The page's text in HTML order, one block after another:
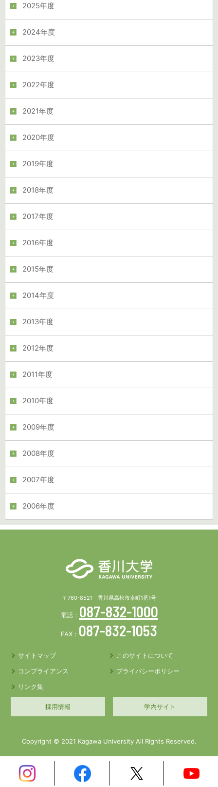
2025年度
2024年度
2023年度
2022年度
2021年度
2020年度
2019年度
2018年度
2017年度
2016年度
2015年度
2014年度
2013年度
2012年度
2011年度
2010年度
2009年度
2008年度
2007年度
2006年度
〒760-8521 香川県高松市幸町1番1号
電話： 087-832-1000
FAX： 087-832-1053
サイトマップ
このサイトについて
コンプライアンス
プライバシーポリシー
リンク集
採用情報 学内サイト
Copyright © 2021 Kagawa University All Rights Reserved.